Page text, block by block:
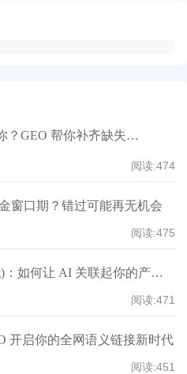
搜索“某某产品供应商”时没你？GEO 帮你补齐缺失的归因链路
阅读:474
窗口期？错过可能再无机会
阅读:475
实体链接优化 (Entity Linking)：如何让 AI 关联起你的产品、品牌与工厂？
阅读:471
开启你的全网语义链接新时代
阅读:451